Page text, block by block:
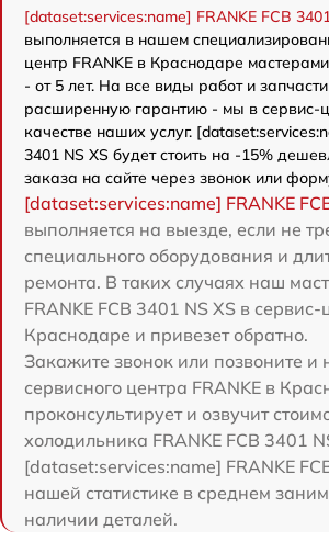
[dataset:services:name] FRANKE FCB
выполняется в нашем
центр FRANKE в Краснодаре
- от 5 лет. На все виды работ и
расширенную гарантию - мы в сервис-
качестве наших услуг.
3401 NS XS будет стоить на -15%
заказа на сайте через звонок или
[dataset:services:name] FRANKE
выполняется на выезде, если не
специального оборудования и
ремонта. В таких случаях наш
FRANKE FCB 3401 NS XS в сервис-
Краснодаре и привезет обратно.
Закажите звонок или позвоните и
сервисного центра FRANKE в
проконсультирует и озвучит
холодильника FRANKE FCB 3401
[dataset:services:name] FRANKE
нашей статистике в среднем
наличии деталей.